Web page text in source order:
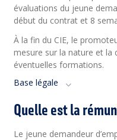
évaluations du jeune
début du contrat et 8
À la fin du CIE, le
mesure sur la nature et la
éventuelles formations.
Base légale
Quelle est la
Le jeune demandeur